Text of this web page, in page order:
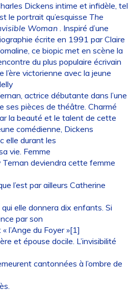
Dickens intime et infidèle, tel
le portrait qu’esquisseThe
Woman. Inspiré d’une
écrite en 1991 par Claire
ce biopic met en scène la
du plus populaire écrivain
l’ère victorienne avec la jeune
actrice débutante dans l’une
ses pièces de théâtre. Charmé
la beauté et le talent de cette
comédienne, Dickens
elle durant les
vie. Femme
deviendra cette femme
l’est par ailleurs Catherine
elle donnera dix enfants. Si
par son
l’Ange du Foyer »[1]
et épouse docile. L’invisibilité
cantonnées à l’ombre de